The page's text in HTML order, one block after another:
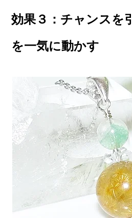
効果３：チャンスを
を一気に動かす